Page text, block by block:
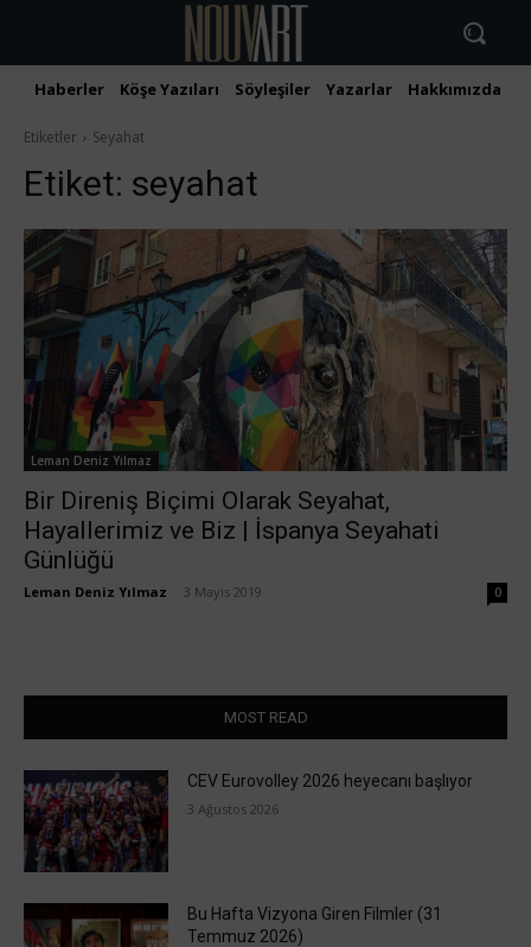
Haberler Köşe Yazıları Söyleşiler Yazarlar Hakkımızda
Etiketler Seyahat
Etiket: seyahat
Leman Deniz Yılmaz
Bir Direniş Biçimi Olarak Seyahat,
Hayallerimiz ve Biz | İspanya Seyahati
Günlüğü
Leman Deniz Yılmaz 3 Mayıs 2019 0
MOST READ
CEV Eurovolley 2026 heyecanı başlıyor
3 Ağustos 2026
Bu Hafta Vizyona Giren Filmler (31
Temmuz 2026)